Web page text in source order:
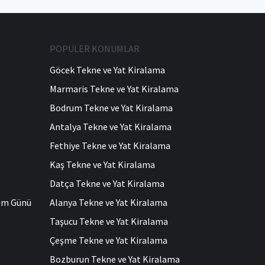
Günü
POPÜLER KONUMLAR
Göcek Tekne ve Yat Kiralama
Marmaris Tekne ve Yat Kiralama
Bodrum Tekne ve Yat Kiralama
Antalya Tekne ve Yat Kiralama
Fethiye Tekne ve Yat Kiralama
Kaş Tekne ve Yat Kiralama
Datça Tekne ve Yat Kiralama
Alanya Tekne ve Yat Kiralama
Taşucu Tekne ve Yat Kiralama
Çeşme Tekne ve Yat Kiralama
Bozburun Tekne ve Yat Kiralama